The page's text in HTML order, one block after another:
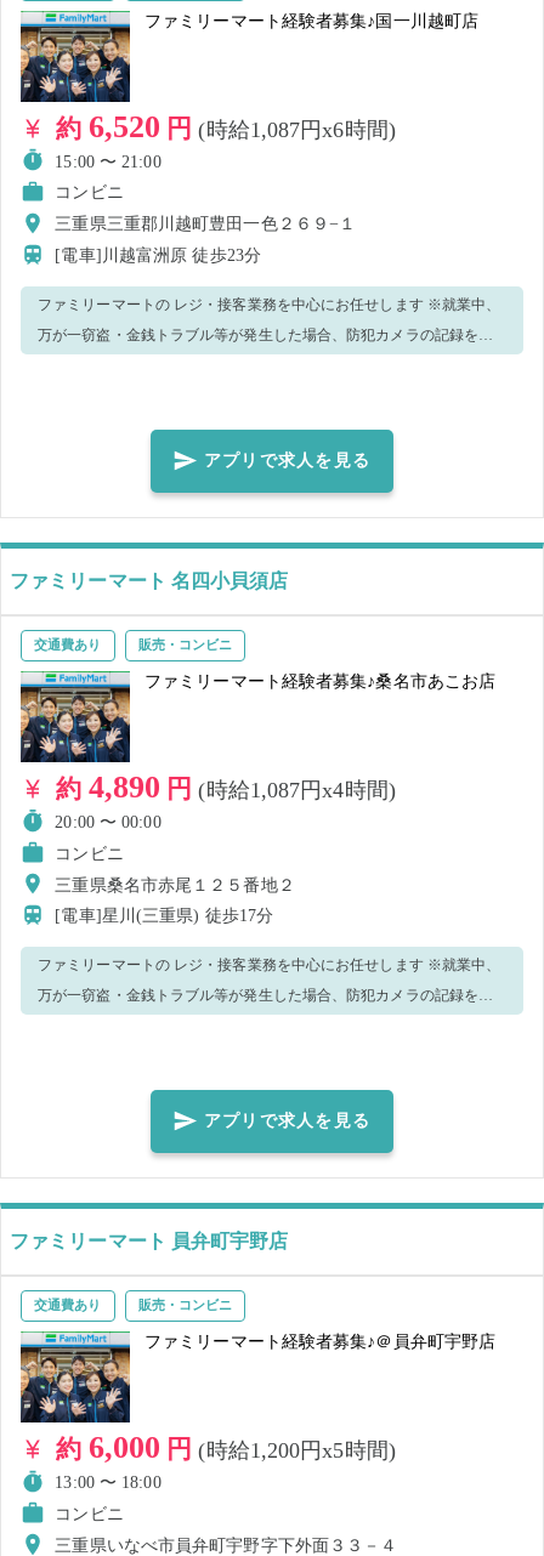
ファミリーマート経験者募集♪国一川越町店
約 6,520 円(時給1,087円x6時間)
15:00 〜 21:00
コンビニ
三重県三重郡川越町豊田一色２６９−１
[電車]川越富洲原徒歩23分
ファミリーマートの レジ・接客業務を中心にお任せします ※就業中、
万が一窃盗・金銭トラブル等が発生した場合、防犯カメラの記録を警
アプリで求人を見る
ファミリーマート 名四小貝須店
交通費あり 販売・コンビニ
ファミリーマート経験者募集♪桑名市あこお店
約 4,890 円(時給1,087円x4時間)
20:00 〜 00:00
コンビニ
三重県桑名市赤尾１２５番地２
[電車]星川(三重県) 徒歩17分
ファミリーマートの レジ・接客業務を中心にお任せします ※就業中、
万が一窃盗・金銭トラブル等が発生した場合、防犯カメラの記録を警
アプリで求人を見る
ファミリーマート 員弁町宇野店
交通費あり 販売・コンビニ
ファミリーマート経験者募集♪＠員弁町宇野店
約 6,000 円(時給1,200円x5時間)
13:00 〜 18:00
コンビニ
三重県いなべ市員弁町宇野字下外面３３－４